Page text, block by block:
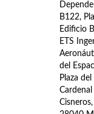
B122,
Edificio B
ETS
del
Plaza del
Cardenal